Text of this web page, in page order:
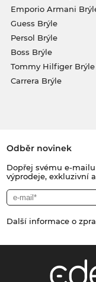
Emporio Armani
Guess Brýle
Persol Brýle
Boss Brýle
Tommy Hilfiger Brýle
Carrera Brýle
Odběr novinek
Dopřej svému e-
výprodeje, exkluzivní
Další informace o